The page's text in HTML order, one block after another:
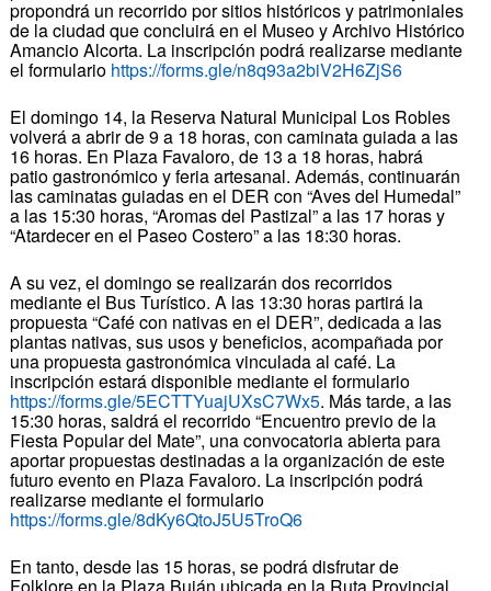
propondrá un recorrido por sitios históricos y patrimoniales
de la ciudad que concluirá en el Museo y Archivo Histórico
Amancio Alcorta. La inscripción podrá realizarse mediante
el formulario https://forms.gle/n8q93a2biV2H6ZjS6
El domingo 14, la Reserva Natural Municipal Los Robles
volverá a abrir de 9 a 18 horas, con caminata guiada a las
16 horas. En Plaza Favaloro, de 13 a 18 horas, habrá
patio gastronómico y feria artesanal. Además, continuarán
las caminatas guiadas en el DER con “Aves del Humedal”
a las 15:30 horas, “Aromas del Pastizal” a las 17 horas y
“Atardecer en el Paseo Costero” a las 18:30 horas.
A su vez, el domingo se realizarán dos recorridos
mediante el Bus Turístico. A las 13:30 horas partirá la
propuesta “Café con nativas en el DER”, dedicada a las
plantas nativas, sus usos y beneficios, acompañada por
una propuesta gastronómica vinculada al café. La
inscripción estará disponible mediante el formulario
https://forms.gle/5ECTTYuajUXsC7Wx5. Más tarde, a las
15:30 horas, saldrá el recorrido “Encuentro previo de la
Fiesta Popular del Mate”, una convocatoria abierta para
aportar propuestas destinadas a la organización de este
futuro evento en Plaza Favaloro. La inscripción podrá
realizarse mediante el formulario
https://forms.gle/8dKy6QtoJ5U5TroQ6
En tanto, desde las 15 horas, se podrá disfrutar de
Folklore en la Plaza Buján ubicada en la Ruta Provincial